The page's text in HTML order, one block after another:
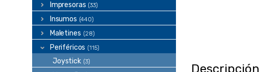
Impresoras (33)
Insumos (440)
Maletines (28)
Periféricos (115)
Joystick (3)